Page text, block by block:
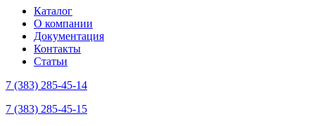
Каталог
О компании
Документация
Контакты
Статьи
7 (383) 285-45-14
7 (383) 285-45-15